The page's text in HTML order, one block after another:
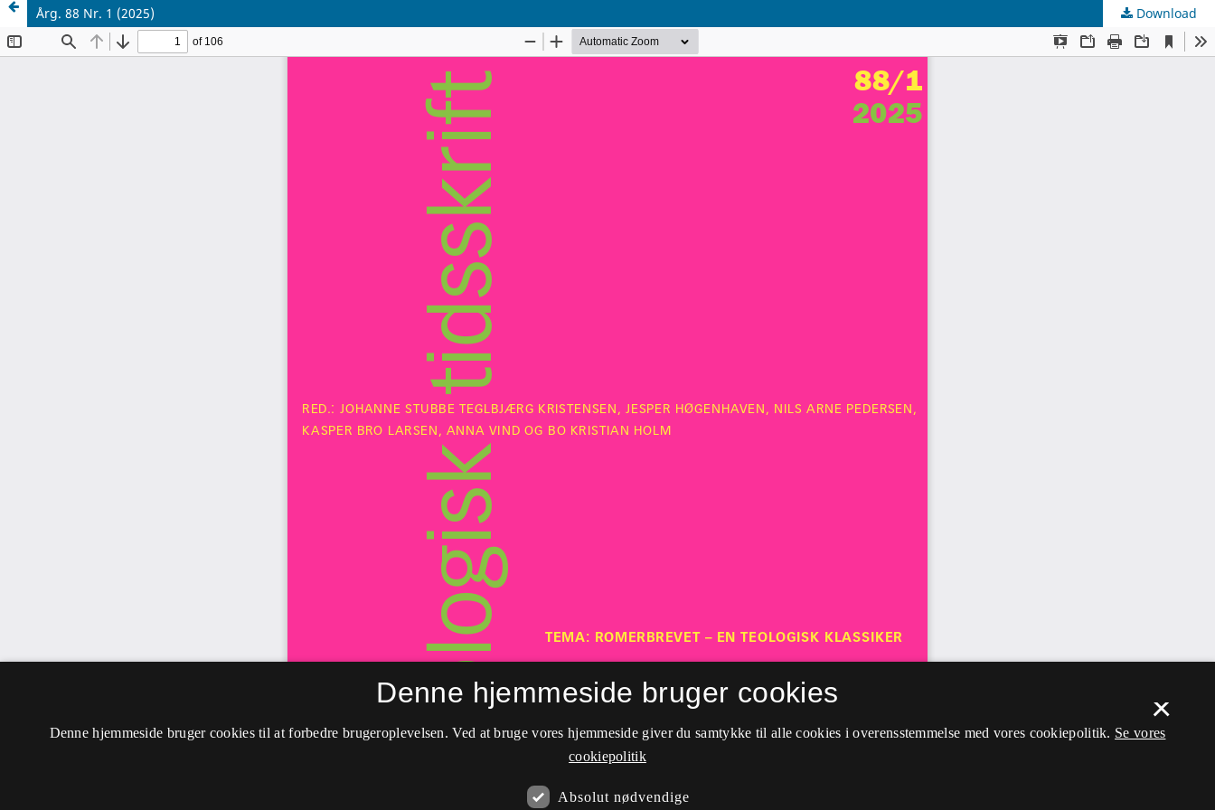
Årg. 88 Nr. 1 (2025) Download
×
Denne hjemmeside bruger cookies
Denne hjemmeside bruger cookies til at forbedre brugeroplevelsen. Ved at bruge vores hjemmeside giver du samtykke til alle cookies i overensstemmelse med vores cookiepolitik. Se vores
cookiepolitik
Absolut nødvendige